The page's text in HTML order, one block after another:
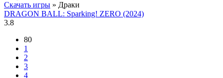
Скачать игры » Драки
DRAGON BALL: Sparking! ZERO (2024)
3.8
80
1
2
3
4